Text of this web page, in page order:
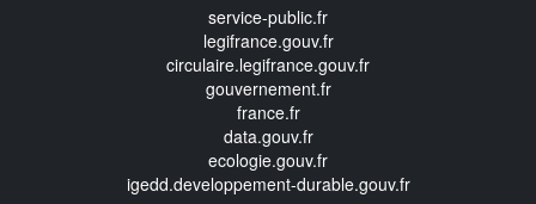
service-public.fr
legifrance.gouv.fr
circulaire.legifrance.gouv.fr
gouvernement.fr
france.fr
data.gouv.fr
ecologie.gouv.fr
igedd.developpement-durable.gouv.fr